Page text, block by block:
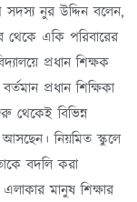
নুর উদ্দিন বলেন,
থেকে একি পরিবারের
প্রধান শিক্ষক
প্রধান শিক্ষিকা
থেকেই বিভিন্ন
নিয়মিত স্কুলে
বদলি করা
মানুষ শিক্ষার